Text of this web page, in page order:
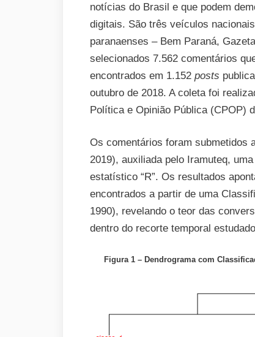
notícias do Brasil e que podem
digitais. São três veículos
paranaenses – Bem Paraná,
selecionados 7.562 comentários
encontrados em 1.152 posts
outubro de 2018. A coleta foi
Política e Opinião Pública (CPOP)
Os comentários foram submetidos
2019), auxiliada pelo Iramuteq,
estatístico “R”. Os resultados
encontrados a partir de uma
1990), revelando o teor das
dentro do recorte temporal
Figura 1 – Dendrograma com